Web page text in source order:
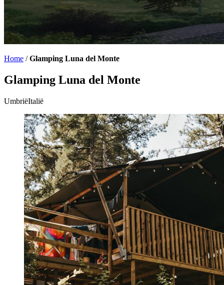
Home /Glamping Luna del Monte
Glamping Luna del Monte
UmbriëItalië